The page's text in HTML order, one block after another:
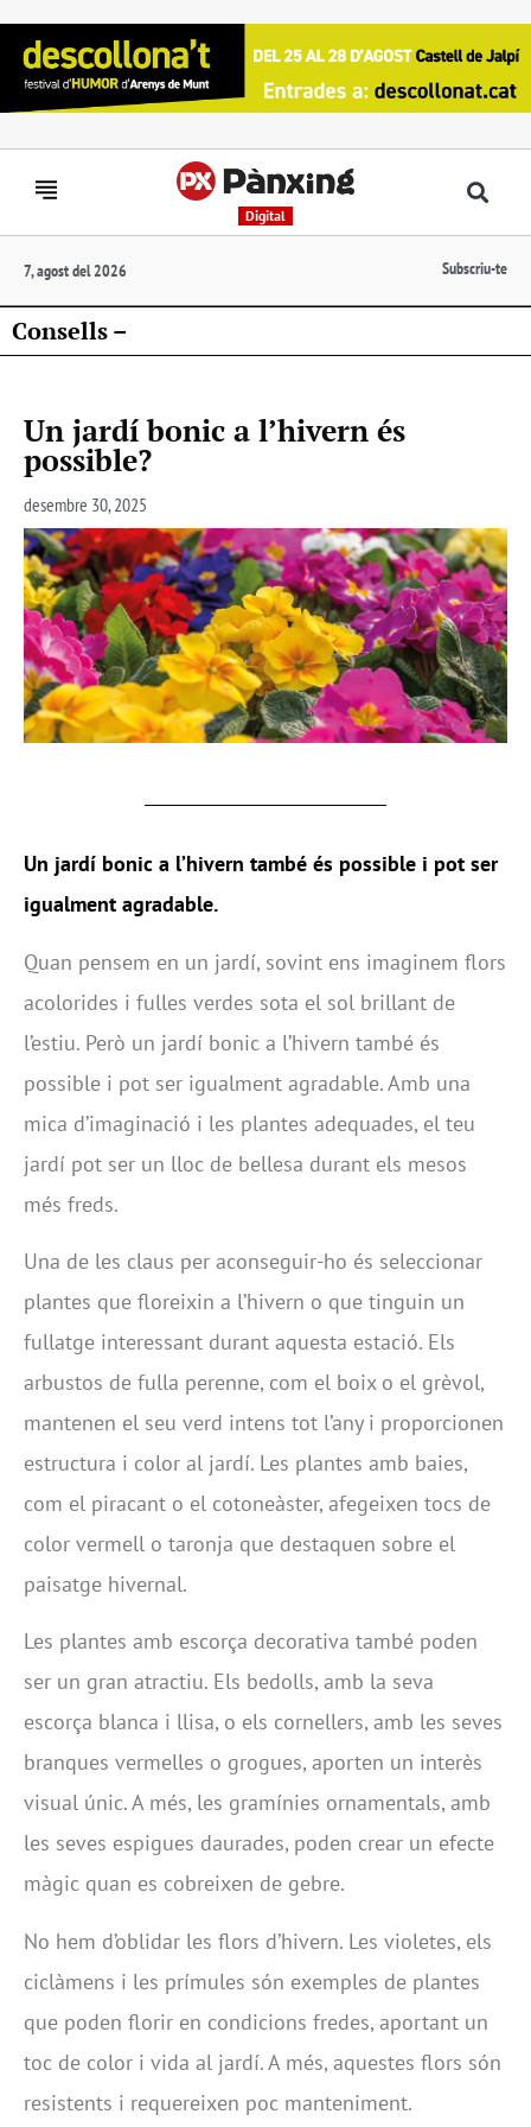
Digital
7, agost del 2026 Subscriu-te
Consells –
Un jardí bonic a l’hivern és
possible?
desembre 30, 2025
Un jardí bonic a l’hivern també és possible i pot ser
igualment agradable.
Quan pensem en un jardí, sovint ens imaginem flors
acolorides i fulles verdes sota el sol brillant de
l’estiu. Però un jardí bonic a l’hivern també és
possible i pot ser igualment agradable. Amb una
mica d’imaginació i les plantes adequades, el teu
jardí pot ser un lloc de bellesa durant els mesos
més freds.
Una de les claus per aconseguir-ho és seleccionar
plantes que floreixin a l’hivern o que tinguin un
fullatge interessant durant aquesta estació. Els
arbustos de fulla perenne, com el boix o el grèvol,
mantenen el seu verd intens tot l’any i proporcionen
estructura i color al jardí. Les plantes amb baies,
com el piracant o el cotoneàster, afegeixen tocs de
color vermell o taronja que destaquen sobre el
paisatge hivernal.
Les plantes amb escorça decorativa també poden
ser un gran atractiu. Els bedolls, amb la seva
escorça blanca i llisa, o els cornellers, amb les seves
branques vermelles o grogues, aporten un interès
visual únic. A més, les gramínies ornamentals, amb
les seves espigues daurades, poden crear un efecte
màgic quan es cobreixen de gebre.
No hem d’oblidar les flors d’hivern. Les violetes, els
ciclàmens i les prímules són exemples de plantes
que poden florir en condicions fredes, aportant un
toc de color i vida al jardí. A més, aquestes flors són
resistents i requereixen poc manteniment.